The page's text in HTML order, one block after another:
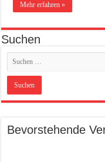
Mehr erfahren »
Suchen
Bevorstehende